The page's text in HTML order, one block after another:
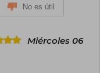
No es útil
Miércoles 06